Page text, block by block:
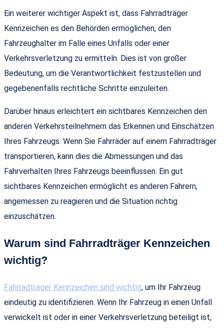
Ein weiterer wichtiger Aspekt ist, dass Fahrradträger
Kennzeichen es den Behörden ermöglichen, den
Fahrzeughalter im Falle eines Unfalls oder einer
Verkehrsverletzung zu ermitteln. Dies ist von großer
Bedeutung, um die Verantwortlichkeit festzustellen und
gegebenenfalls rechtliche Schritte einzuleiten.
Darüber hinaus erleichtert ein sichtbares Kennzeichen den
anderen Verkehrsteilnehmern das Erkennen und Einschätzen
Ihres Fahrzeugs. Wenn Sie Fahrräder auf einem Fahrradträger
transportieren, kann dies die Abmessungen und das
Fahrverhalten Ihres Fahrzeugs beeinflussen. Ein gut
sichtbares Kennzeichen ermöglicht es anderen Fahrern,
angemessen zu reagieren und die Situation richtig
einzuschätzen.
Warum sind Fahrradträger Kennzeichen
wichtig?
Fahrradträger Kennzeichen sind wichtig, um Ihr Fahrzeug
eindeutig zu identifizieren. Wenn Ihr Fahrzeug in einen Unfall
verwickelt ist oder in einer Verkehrsverletzung beteiligt ist,